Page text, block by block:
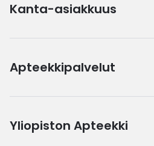
Kanta-asiakkuus
Apteekkipalvelut
Yliopiston Apteekki